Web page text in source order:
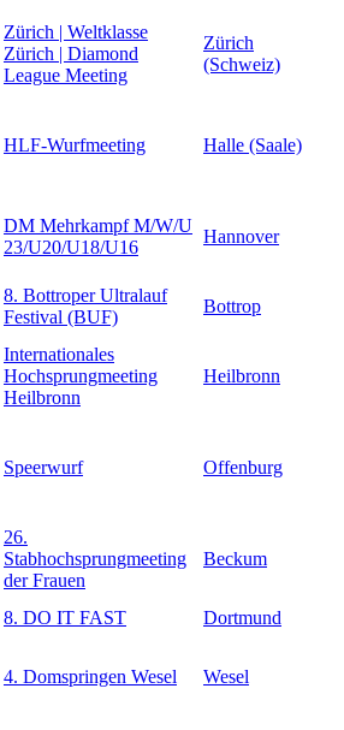
Zürich | Weltklasse
Zürich | Diamond
League Meeting
Zürich
(Schweiz)
HLF-Wurfmeeting Halle (Saale)
DM Mehrkampf M/W/U
23/U20/U18/U16
Hannover
8. Bottroper Ultralauf
Festival (BUF)
Bottrop
Internationales
Hochsprungmeeting
Heilbronn
Heilbronn
Speerwurf Offenburg
26.
Stabhochsprungmeeting
der Frauen
Beckum
8. DO IT FAST Dortmund
4. Domspringen Wesel Wesel